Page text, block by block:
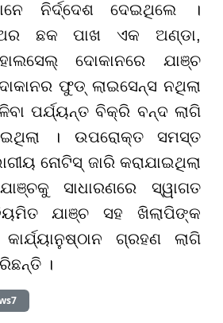
ନିର୍ଦ୍ଦେଶ ଦେଇଥିଲେ ।
ଛକ ପାଖ ଏକ ଅଣ୍ଡା,
ଦୋକାନରେ ଯାଞ୍ଚ
ଫୁଡ୍ ଲାଇସେନ୍ସ ନଥିଲା
ପର୍ଯ୍ୟନ୍ତ ବିକ୍ରି ବନ୍ଦ ଲାଗି
। ଉପରୋକ୍ତ ସମସ୍ତ
ନୋଟିସ୍ ଜାରି କରାଯାଇଥିଲା
ସାଧାରଣରେ ସ୍ୱାଗତ
ଯାଞ୍ଚ ସହ ଖିଲାପିଙ୍କ
ଗ୍ରହଣ ଲାଗି
।